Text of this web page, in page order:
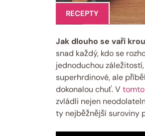
RECEPTY
Jak dlouho se vaří
snad každý, kdo se
jednoduchou
superhrdinové, ale
dokonalou chuť. V
zvládli nejen
ty nejběžnější suroviny